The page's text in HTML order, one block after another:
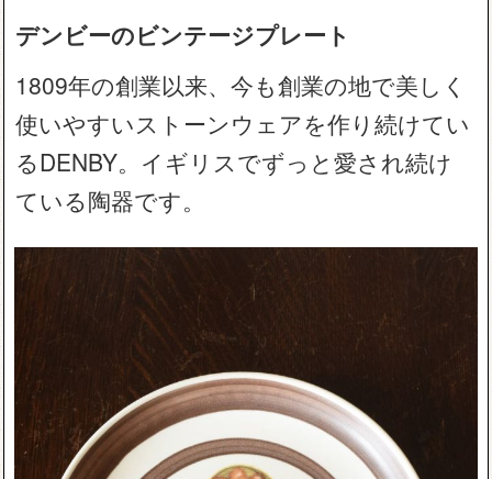
デンビーのビンテージプレート
1809年の創業以来、今も創業の地で美しく
使いやすいストーンウェアを作り続けてい
るDENBY。イギリスでずっと愛され続け
ている陶器です。